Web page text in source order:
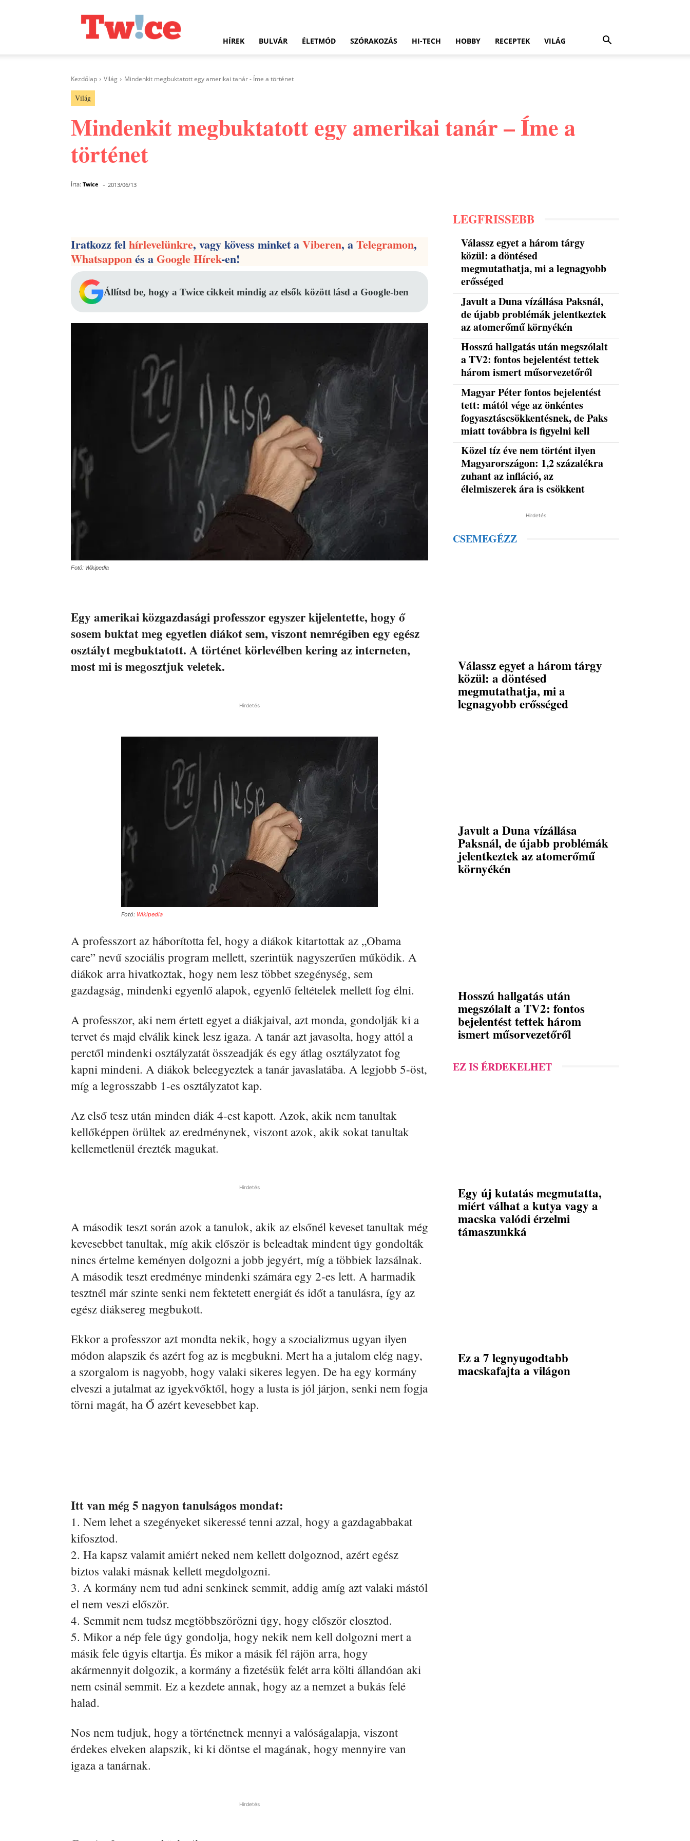
HÍREK BULVÁR ÉLETMÓD SZÓRAKOZÁS HI-TECH HOBBY RECEPTEK VILÁG
Kezdőlap Világ Mindenkit megbuktatott egy amerikai tanár - Íme a történet
Világ
Mindenkit megbuktatott egy amerikai tanár – Íme a
történet
Írta: Twice - 2013/06/13
Iratkozz felhírlevelünkre, vagy kövess minket aViberen, aTelegramon,
Whatsapponés aGoogle Hírek-en!
Állítsd be, hogy a Twice cikkeit mindig az elsők között lásd a Google-ben
Fotó: Wikipedia
Egy amerikai közgazdasági professzor egyszer kijelentette, hogy ő
sosem buktat meg egyetlen diákot sem, viszont nemrégiben egy egész
osztályt megbuktatott. A történet körlevélben kering az interneten,
most mi is megosztjuk veletek.
Hirdetés
Fotó: Wikipedia
A professzort az háborította fel, hogy a diákok kitartottak az „Obama
care” nevű szociális program mellett, szerintük nagyszerűen működik. A
diákok arra hivatkoztak, hogy nem lesz többet szegénység, sem
gazdagság, mindenki egyenlő alapok, egyenlő feltételek mellett fog élni.
A professzor, aki nem értett egyet a diákjaival, azt monda, gondolják ki a
tervet és majd elválik kinek lesz igaza. A tanár azt javasolta, hogy attól a
perctől mindenki osztályzatát összeadják és egy átlag osztályzatot fog
kapni mindeni. A diákok beleegyeztek a tanár javaslatába. A legjobb 5-öst,
míg a legrosszabb 1-es osztályzatot kap.
Az első tesz után minden diák 4-est kapott. Azok, akik nem tanultak
kellőképpen örültek az eredménynek, viszont azok, akik sokat tanultak
kellemetlenül érezték magukat.
Hirdetés
A második teszt során azok a tanulok, akik az elsőnél keveset tanultak még
kevesebbet tanultak, míg akik először is beleadtak mindent úgy gondolták
nincs értelme keményen dolgozni a jobb jegyért, míg a többiek lazsálnak.
A második teszt eredménye mindenki számára egy 2-es lett. A harmadik
tesztnél már szinte senki nem fektetett energiát és időt a tanulásra, így az
egész diáksereg megbukott.
Ekkor a professzor azt mondta nekik, hogy a szocializmus ugyan ilyen
módon alapszik és azért fog az is megbukni. Mert ha a jutalom elég nagy,
a szorgalom is nagyobb, hogy valaki sikeres legyen. De ha egy kormány
elveszi a jutalmat az igyekvőktől, hogy a lusta is jól járjon, senki nem fogja
törni magát, ha Ő azért kevesebbet kap.
Itt van még 5 nagyon tanulságos mondat:
1. Nem lehet a szegényeket sikeressé tenni azzal, hogy a gazdagabbakat
kifosztod.
2. Ha kapsz valamit amiért neked nem kellett dolgoznod, azért egész
biztos valaki másnak kellett megdolgozni.
3. A kormány nem tud adni senkinek semmit, addig amíg azt valaki mástól
el nem veszi először.
4. Semmit nem tudsz megtöbbszörözni úgy, hogy először elosztod.
5. Mikor a nép fele úgy gondolja, hogy nekik nem kell dolgozni mert a
másik fele úgyis eltartja. És mikor a másik fél rájön arra, hogy
akármennyit dolgozik, a kormány a fizetésük felét arra költi állandóan aki
nem csinál semmit. Ez a kezdete annak, hogy az a nemzet a bukás felé
halad.
Nos nem tudjuk, hogy a történetnek mennyi a valóságalapja, viszont
érdekes elveken alapszik, ki ki döntse el magának, hogy mennyire van
igaza a tanárnak.
Hirdetés
LEGFRISSEBB
Válassz egyet a három tárgy
közül: a döntésed
megmutathatja, mi a legnagyobb
erősséged
Javult a Duna vízállása Paksnál,
de újabb problémák jelentkeztek
az atomerőmű környékén
Hosszú hallgatás után megszólalt
a TV2: fontos bejelentést tettek
három ismert műsorvezetőről
Magyar Péter fontos bejelentést
tett: mától vége az önkéntes
fogyasztáscsökkentésnek, de Paks
miatt továbbra is figyelni kell
Közel tíz éve nem történt ilyen
Magyarországon: 1,2 százalékra
zuhant az infláció, az
élelmiszerek ára is csökkent
Hirdetés
CSEMEGÉZZ
Válassz egyet a három tárgy
közül: a döntésed
megmutathatja, mi a
legnagyobb erősséged
Javult a Duna vízállása
Paksnál, de újabb problémák
jelentkeztek az atomerőmű
környékén
Hosszú hallgatás után
megszólalt a TV2: fontos
bejelentést tettek három
ismert műsorvezetőről
EZ IS ÉRDEKELHET
Egy új kutatás megmutatta,
miért válhat a kutya vagy a
macska valódi érzelmi
támaszunkká
Ez a 7 legnyugodtabb
macskafajta a világon